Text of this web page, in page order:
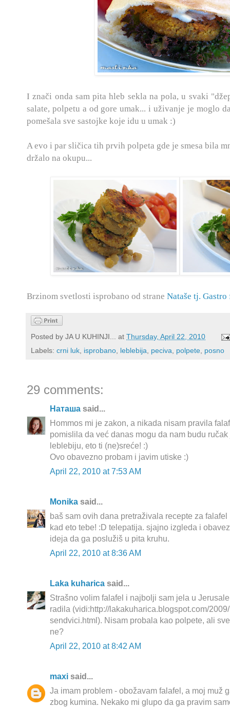
I znači onda sam pita hleb sekla na pola, u svaki
salate, polpetu a od gore umak... i uživanje je moglo
pomešala sve sastojke koje idu u umak :)
A evo i par sličica tih prvih polpeta gde je smesa bila
držalo na okupu...
Brzinom svetlosti isprobano od strane Nataše tj.
Posted by JA U KUHINJI... at Thursday, April 22, 2010
Labels: crni luk, isprobano, leblebija, peciva, polpete, posno
29 comments:
Наташа said...
Hommos mi je zakon, a nikada nisam pravila
pomislila da već danas mogu da nam budu
leblebiju, eto ti (ne)sreće! :)
Ovo obavezno probam i javim utiske :)
April 22, 2010 at 7:53 AM
Monika said...
baš sam ovih dana pretraživala recepte za
kad eto tebe! :D telepatija. sjajno izgleda i
ideja da ga poslužiš u pita kruhu.
April 22, 2010 at 8:36 AM
Laka kuharica said...
Strašno volim falafel i najbolji sam jela u
radila (vidi:http://lakakuharica.blogspot.com/
sendvici.html). Nisam probala kao polpete, ali
ne?
April 22, 2010 at 8:42 AM
maxi said...
Ja imam problem - obožavam falafel, a moj muž
zbog kumina. Nekako mi glupo da ga pravim